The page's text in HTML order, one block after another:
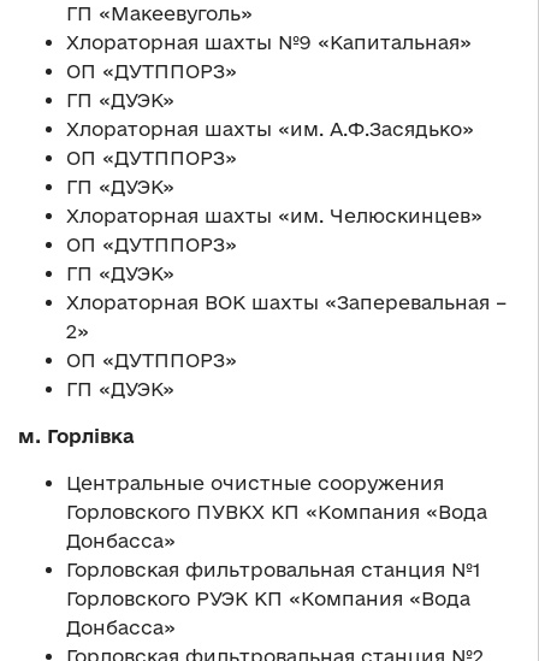
ГП «Макеевуголь»
Хлораторная шахты №9 «Капитальная»
ОП «ДУТППОРЗ»
ГП «ДУЭК»
Хлораторная шахты «им. А.Ф.Засядько»
ОП «ДУТППОРЗ»
ГП «ДУЭК»
Хлораторная шахты «им. Челюскинцев»
ОП «ДУТППОРЗ»
ГП «ДУЭК»
Хлораторная ВОК шахты «Заперевальная –
2»
ОП «ДУТППОРЗ»
ГП «ДУЭК»
м. Горлівка
Центральные очистные сооружения
Горловского ПУВКХ КП «Компания «Вода
Донбасса»
Горловская фильтровальная станция №1
Горловского РУЭК КП «Компания «Вода
Донбасса»
Горловская фильтровальная станция №2